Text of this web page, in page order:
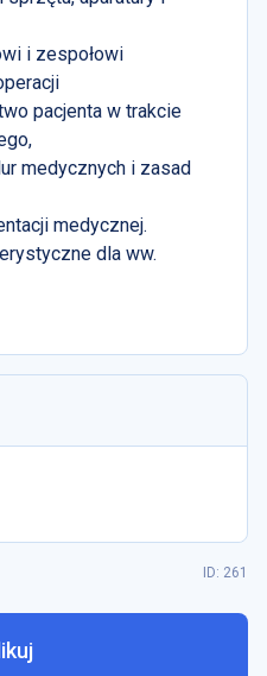
i zespołowi
pacjenta w trakcie
medycznych i zasad
medycznej.
dla ww.
ID: 261